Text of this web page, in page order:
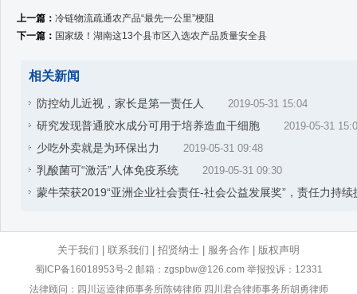
上一篇： 冷链物流疏通农产品“最先一公里”梗阻
下一篇： 国家级！湖南这13个县市区入选农产品质量安全县
相关新闻
防控幼儿近视，家长是第一责任人 2019-05-31 15:04
研究发现普通胶水成分可用于培养造血干细胞 2019-05-31
少吃外卖就是为环保出力 2019-05-31 09:48
乳酸菌可“激活”人体免疫系统 2019-05-31 09:30
蒙牛荣获2019“亚洲企业社会责任-社会公益发展奖”，责任力持续
关于我们 联系我们 招贤纳士 服务合作 版权声明
蜀ICP备16018953号-2 邮箱：zgspbw@126.com 举报投诉：12331
法律顾问：四川运逵律师事务所陈铸律师 四川君合律师事务所胡勇律师